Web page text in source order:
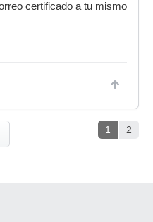
certificado a tu mismo
1 2